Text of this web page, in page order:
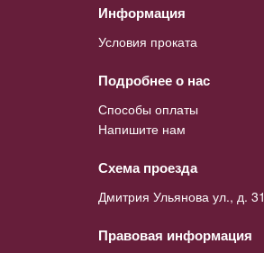
Информация
Условия проката
Подробнее о нас
Способы оплаты
Напишите нам
Схема проезда
Дмитрия Ульянова ул., д. 31
Правовая информация